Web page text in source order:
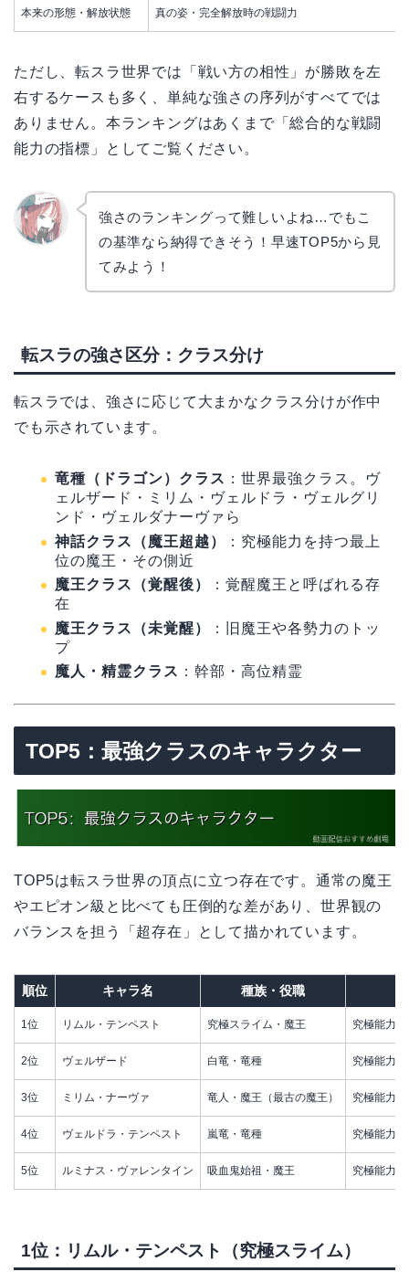
本来の形態・解放状態 真の姿・完全解放時の戦闘力
ただし、転スラ世界では「戦い方の相性」が勝敗を左
右するケースも多く、単純な強さの序列がすべてでは
ありません。本ランキングはあくまで「総合的な戦闘
能力の指標」としてご覧ください。
強さのランキングって難しいよね…でもこ
の基準なら納得できそう！早速TOP5から見
てみよう！
転スラの強さ区分：クラス分け
転スラでは、強さに応じて大まかなクラス分けが作中
でも示されています。
竜種（ドラゴン）クラス ：世界最強クラス。ヴ
ェルザード・ミリム・ヴェルドラ・ヴェルグリ
ンド・ヴェルダナーヴァら
神話クラス（魔王超越）
：究極能力を持つ最上
位の魔王・その側近
魔王クラス（覚醒後）
：覚醒魔王と呼ばれる存
在
魔王クラス（未覚醒）
：旧魔王や各勢力のトッ
プ
魔人・精霊クラス ：幹部・高位精霊
TOP5：最強クラスのキャラクター
TOP5は転スラ世界の頂点に立つ存在です。通常の魔王
やエピオン級と比べても圧倒的な差があり、世界観の
バランスを担う「超存在」として描かれています。
順位 キャラ名 種族・役職
1位 リムル・テンペスト 究極スライム・魔王 究極能力
2位 ヴェルザード 白竜・竜種 究極能力
3位 ミリム・ナーヴァ 竜人・魔王（最古の魔王） 究極能力
4位 ヴェルドラ・テンペスト 嵐竜・竜種 究極能力
5位 ルミナス・ヴァレンタイン 吸血鬼始祖・魔王 究極能力
1位：リムル・テンペスト（究極スライム）